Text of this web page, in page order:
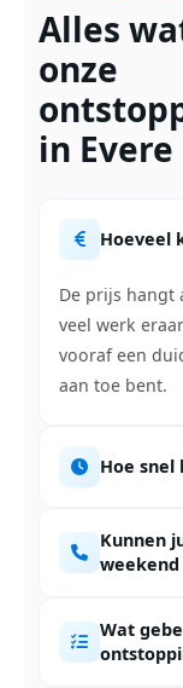
Alles
onze
in Evere
Hoeveel
De prijs hangt
veel werk
vooraf een
aan toe bent.
Hoe snel
Kunnen
weekend
Wat